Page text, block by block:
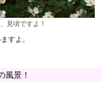
見頃ですよ！
すよ。
景！